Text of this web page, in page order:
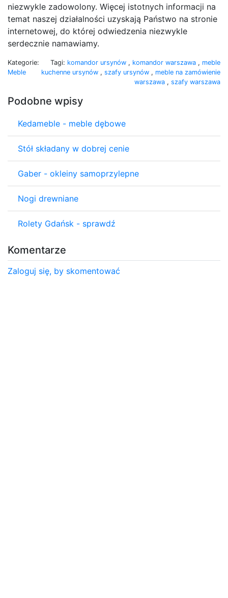
niezwykle zadowolony. Więcej istotnych informacji na
temat naszej działalności uzyskają Państwo na stronie
internetowej, do której odwiedzenia niezwykle
serdecznie namawiamy.
Kategorie:
Meble
Tagi: komandor ursynów , komandor warszawa , meble
kuchenne ursynów , szafy ursynów , meble na zamówienie
warszawa , szafy warszawa
Podobne wpisy
Kedameble - meble dębowe
Stół składany w dobrej cenie
Gaber - okleiny samoprzylepne
Nogi drewniane
Rolety Gdańsk - sprawdź
Komentarze
Zaloguj się, by skomentować